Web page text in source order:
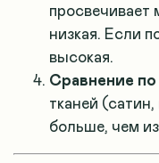
низкая. Если
высокая.
Сравнение по
тканей
больше, чем